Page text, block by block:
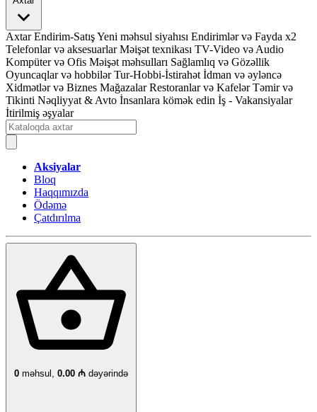
Axtar Endirim-SatışYeni məhsul siyahısı Endirimlər və Fayda x2
Telefonlar və aksesuarlar Məişət texnikası TV-Video və Audio
Kompüter və Ofis Məişət məhsulları Sağlamlıq və Gözəllik
Oyuncaqlar və hobbilər Tur-Hobbi-İstirahət İdman və əyləncə
Xidmətlər və Biznes Mağazalar Restoranlar və Kafelər Təmir və
Tikinti Nəqliyyat & Avto İnsanlara kömək edin İş - Vakansiyalar
İtirilmiş əşyalar
Aksiyalar
Bloq
Haqqımızda
Ödəmə
Çatdırılma
0 məhsul, 0.00 ₼ dəyərində